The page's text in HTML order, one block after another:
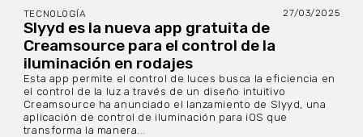
TECNOLOGÍA 27/03/2025
Slyyd es la nueva app gratuita de
Creamsource para el control de la
iluminación en rodajes
Esta app permite el control de luces busca la eficiencia en
el control de la luz a través de un diseño intuitivo
Creamsource ha anunciado el lanzamiento de Slyyd, una
aplicación de control de iluminación para iOS que
transforma la manera...